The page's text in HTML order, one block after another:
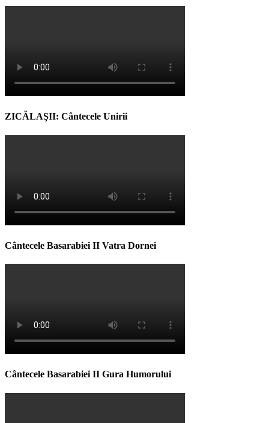
ZICĂLAŞII: Cântecele Unirii
Cântecele Basarabiei II Vatra Dornei
Cântecele Basarabiei II Gura Humorului